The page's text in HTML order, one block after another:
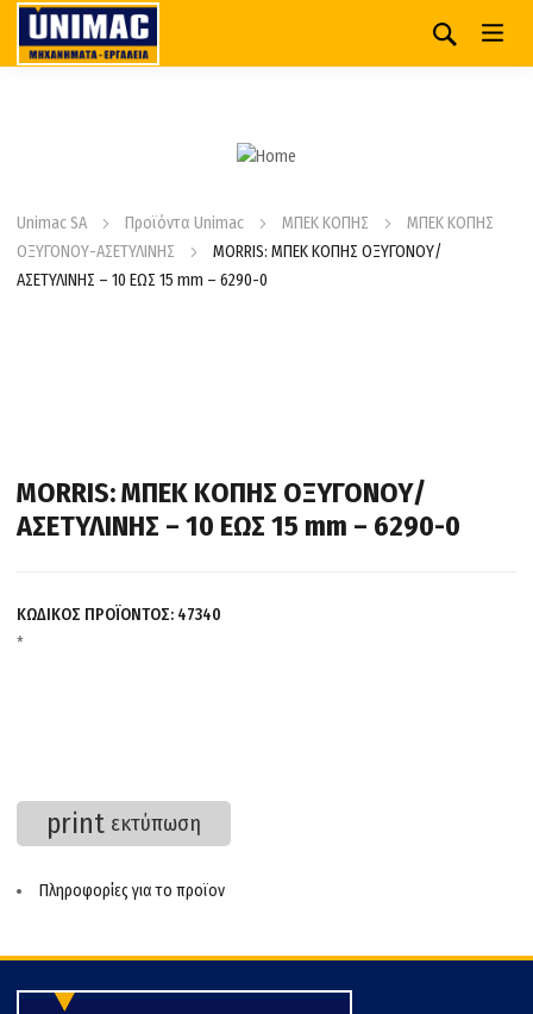
Unimac SA Προϊόντα Unimac ΜΠΕΚ ΚΟΠΗΣ
ΜΠΕΚ ΚΟΠΗΣ
ΟΞΥΓΟΝΟΥ-ΑΣΕΤΥΛΙΝΗΣ
MORRIS: ΜΠΕΚ ΚΟΠΗΣ ΟΞΥΓΟΝΟΥ/
ΑΣΕΤΥΛΙΝΗΣ – 10 ΕΩΣ 15 mm – 6290-0
MORRIS: ΜΠΕΚ ΚΟΠΗΣ ΟΞΥΓΟΝΟΥ/
ΑΣΕΤΥΛΙΝΗΣ – 10 ΕΩΣ 15 mm – 6290-0
ΚΩΔΙΚΟΣ ΠΡΟΪΟΝΤΟΣ: 47340
*
print εκτύπωση
Πληροφορίες για το προϊον